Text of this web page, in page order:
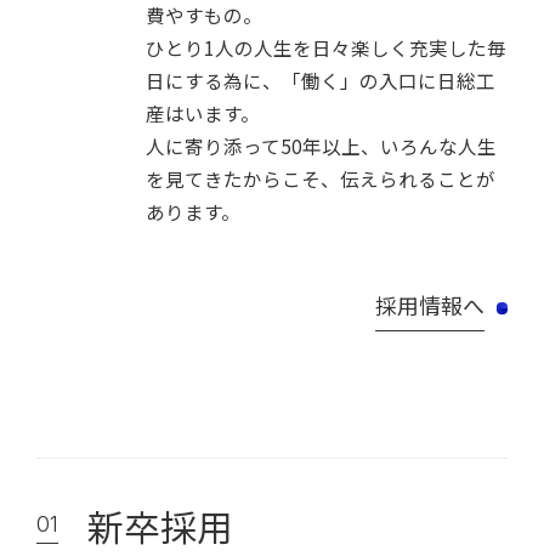
費やすもの。
ひとり1人の人生を日々楽しく充実した毎
日にする為に、
「働く」の入口に日総工
産はいます。
人に寄り添って50年以上、いろんな人生
を見てきたからこそ、 伝えられることが
あります。
採用情報へ
01 新卒採用